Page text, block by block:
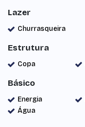
Lazer
Churrasqueira
Estrutura
Copa
Básico
Energia
Água